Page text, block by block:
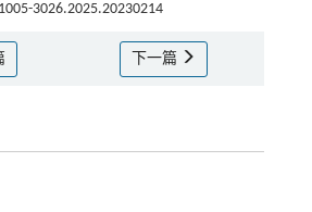
3026.2025.20230214
下一篇